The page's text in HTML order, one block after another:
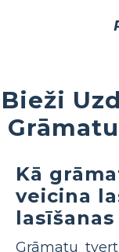
Bieži
Kā
veicina
Grāmatu